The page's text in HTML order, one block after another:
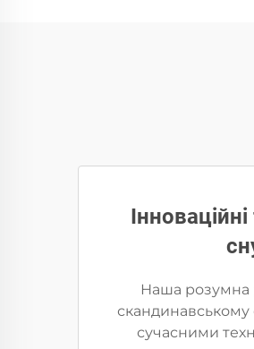
Інноваційні
Наша розумна
скандинавському
сучасними